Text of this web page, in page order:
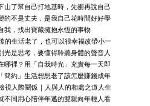
山了幫自己打地基時，先衝再說自己
的不是丈夫，是我自己花時間好好學
我，找出寶藏擁抱永恆的事物
的生活老了，也可以很幸福改帶小一
光是思考，要懂得聆聽身體的聲音人
哪裡？用「自我時光」充實每一天即
簡約」生活想想老了該怎麼賺錢成年
視人際關係｜人與人的相處之道人生
不同用心陪伴年邁的雙親向年輕人看